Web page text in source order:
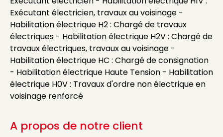
Exécutant électricien, travaux au voisinage -
Habilitation électrique H2 : Chargé de travaux
électriques - Habilitation électrique H2V : Chargé de
travaux électriques, travaux au voisinage -
Habilitation électrique HC : Chargé de consignation
- Habilitation électrique Haute Tension - Habilitation
électrique H0V : Travaux d'ordre non électrique en
voisinage renforcé
A propos de notre client